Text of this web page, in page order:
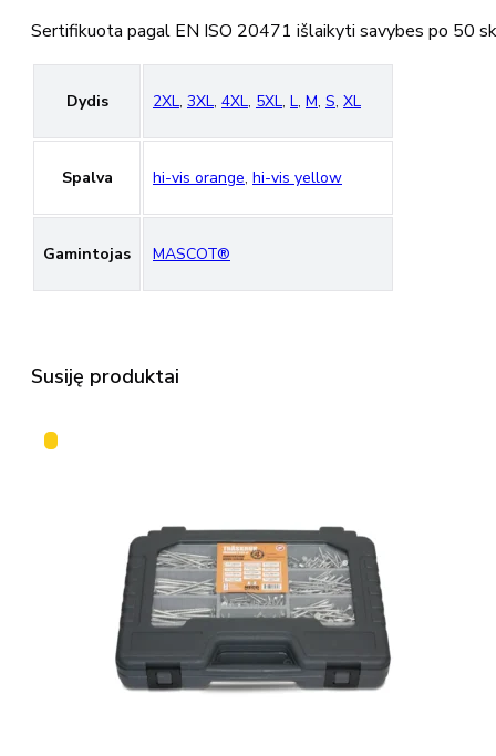
Sertifikuota pagal EN ISO 20471 išlaikyti savybes po 50
Dydis 2XL, 3XL, 4XL, 5XL, L, M, S, XL
Spalva hi-vis orange, hi-vis yellow
Gamintojas MASCOT®
Susiję produktai